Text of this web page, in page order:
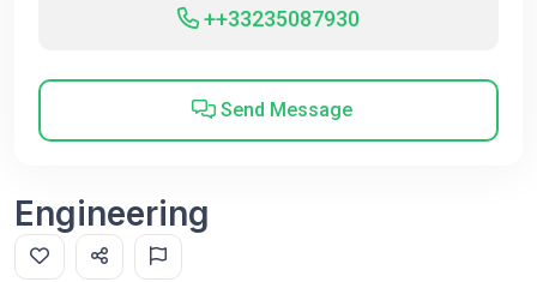
++33235087930
Send Message
Engineering